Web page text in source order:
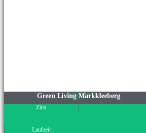
Immobilie
Green Living Markkleeberg
Zins
Laufzeit